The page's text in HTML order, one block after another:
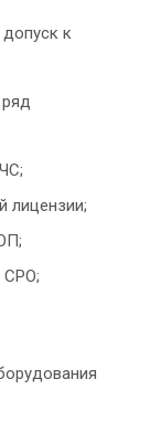
к
лицензии;
СРО;